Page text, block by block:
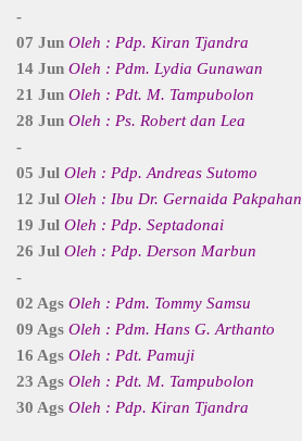
-
07 Jun Oleh : Pdp. Kiran Tjandra
14 Jun Oleh : Pdm. Lydia Gunawan
21 Jun Oleh : Pdt. M. Tampubolon
28 Jun Oleh : Ps. Robert dan Lea
-
05 Jul Oleh : Pdp. Andreas Sutomo
12 Jul Oleh : Ibu Dr. Gernaida Pakpahan
19 Jul Oleh : Pdp. Septadonai
26 Jul Oleh : Pdp. Derson Marbun
-
02 Ags Oleh : Pdm. Tommy Samsu
09 Ags Oleh : Pdm. Hans G. Arthanto
16 Ags Oleh : Pdt. Pamuji
23 Ags Oleh : Pdt. M. Tampubolon
30 Ags Oleh : Pdp. Kiran Tjandra